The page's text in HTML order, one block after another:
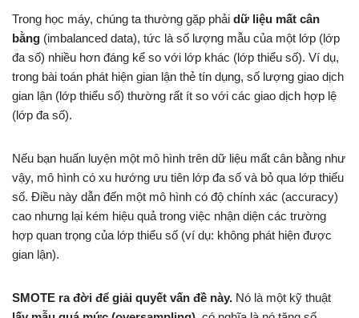
Trong học máy, chúng ta thường gặp phải dữ liệu mất cân
bằng (imbalanced data), tức là số lượng mẫu của một lớp (lớp
đa số) nhiều hơn đáng kể so với lớp khác (lớp thiểu số). Ví dụ,
trong bài toán phát hiện gian lận thẻ tín dụng, số lượng giao dịch
gian lận (lớp thiểu số) thường rất ít so với các giao dịch hợp lệ
(lớp đa số).
Nếu bạn huấn luyện một mô hình trên dữ liệu mất cân bằng như
vậy, mô hình có xu hướng ưu tiên lớp đa số và bỏ qua lớp thiểu
số. Điều này dẫn đến một mô hình có độ chính xác (accuracy)
cao nhưng lại kém hiệu quả trong việc nhận diện các trường
hợp quan trọng của lớp thiểu số (ví dụ: không phát hiện được
gian lận).
SMOTE ra đời để giải quyết vấn đề này. Nó là một kỹ thuật